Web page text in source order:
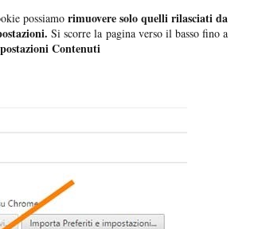
possiamorimuovere solo quelli rilasciati da
Si scorre la pagina verso il basso fino a
Contenuti